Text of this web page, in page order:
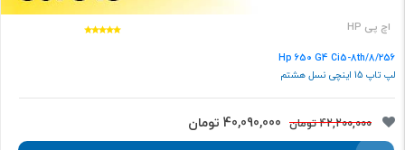
اچ پی HP
Hp 650 G4 Ci5-8th/8/256
لپ تاپ 15 اینچی نسل هشتم
42,200,000 تومان 40,090,000 تومان